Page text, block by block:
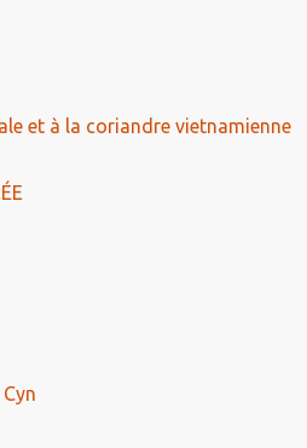
et à la coriandre vietnamienne